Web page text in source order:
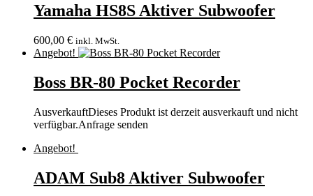
Yamaha HS8S Aktiver Subwoofer
600,00 € inkl. MwSt.
Angebot!
Boss BR-80 Pocket Recorder
AusverkauftDieses Produkt ist derzeit ausverkauft und nicht
verfügbar.Anfrage senden
Angebot!
ADAM Sub8 Aktiver Subwoofer